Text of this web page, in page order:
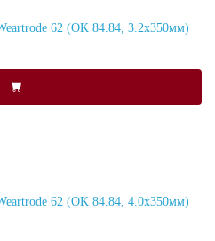
62 (OK 84.84, 3.2x350мм)
62 (OK 84.84, 4.0x350мм)